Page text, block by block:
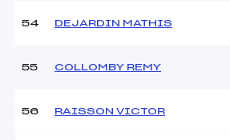
54 DEJARDIN MATHIS
55 COLLOMBY REMY
56 RAISSON VICTOR